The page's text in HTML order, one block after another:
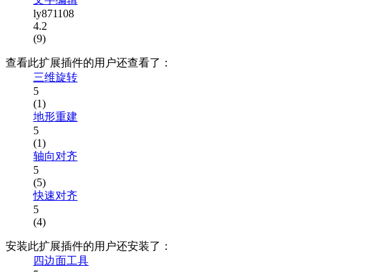
ly871108
4.2
(9)
查看此扩展插件的用户还查看了：
三维旋转
5
(1)
地形重建
5
(1)
轴向对齐
5
(5)
快速对齐
5
(4)
安装此扩展插件的用户还安装了：
四边面工具